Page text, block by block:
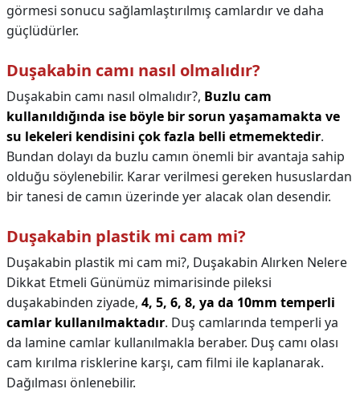
görmesi sonucu sağlamlaştırılmış camlardır ve daha
güçlüdürler.
Duşakabin camı nasıl olmalıdır?
Duşakabin camı nasıl olmalıdır?, Buzlu cam
kullanıldığında ise böyle bir sorun yaşamamakta ve
su lekeleri kendisini çok fazla belli etmemektedir.
Bundan dolayı da buzlu camın önemli bir avantaja sahip
olduğu söylenebilir. Karar verilmesi gereken hususlardan
bir tanesi de camın üzerinde yer alacak olan desendir.
Duşakabin plastik mi cam mi?
Duşakabin plastik mi cam mi?, Duşakabin Alırken Nelere
Dikkat Etmeli Günümüz mimarisinde pileksi
duşakabinden ziyade, 4, 5, 6, 8, ya da 10mm temperli
camlar kullanılmaktadır. Duş camlarında temperli ya
da lamine camlar kullanılmakla beraber. Duş camı olası
cam kırılma risklerine karşı, cam filmi ile kaplanarak.
Dağılması önlenebilir.